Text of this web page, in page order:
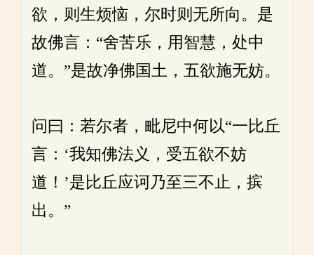
欲，则生烦恼，尔时则无所向。是
故佛言：“舍苦乐，用智慧，处中
道。”是故净佛国土，五欲施无妨。
问曰：若尔者，毗尼中何以“一比丘
言：‘我知佛法义，受五欲不妨
道！’是比丘应诃乃至三不止，摈
出。”